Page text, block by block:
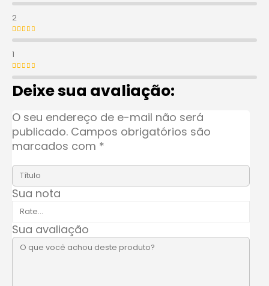
Avaliação3de 5
2
Avaliação2de 5
1
Avaliação1de 5
Deixe sua avaliação:
O seu endereço de e-mail não será
publicado. Campos obrigatórios são
marcados com *
Sua nota
Sua avaliação